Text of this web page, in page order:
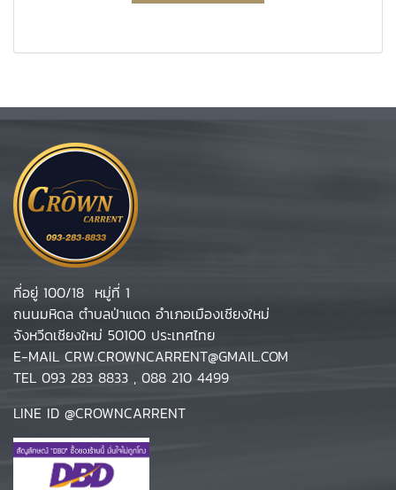
ที่อยู่ 100/18 หมู่ที่ 1
ถนนมหิดล ตำบลป่าแดด อำเภอเมืองเชียงใหม่
จังหวีดเชียงใหม่ 50100 ประเทศไทย
E-MAIL CRW.CROWNCARRENT@GMAIL.COM
TEL 093 283 8833 , 088 210 4499
LINE ID @CROWNCARRENT